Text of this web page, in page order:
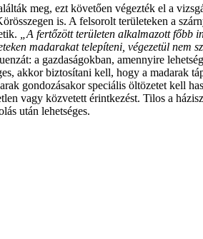
meg, ezt követően végezték el a
is. A felsorolt területeken a
„A fertőzött területen alkalmazott főbb
madarakat telepíteni, végezetül nem
a gazdaságokban, amennyire
akkor biztosítani kell, hogy a madarak
gondozásakor speciális öltözetet
vagy közvetett érintkezést. Tilos a
után lehetséges.